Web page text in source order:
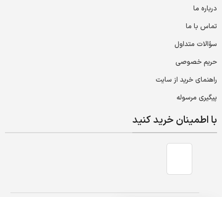
درباره ما
تماس با ما
سؤالات متداول
حریم خصوصی
راهنمای خرید از سایت
پیگیری مرسوله
با اطمینان خرید کنید